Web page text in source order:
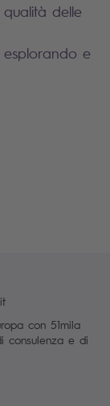
delle
e
con 51mila
consulenza e di